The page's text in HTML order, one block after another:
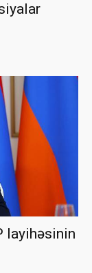
layihəsinin